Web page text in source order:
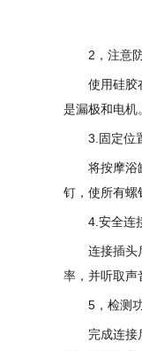
2，注意
使用硅胶
是漏极和电机
3.固定位
将按摩浴
钉，使所有螺
4.安全连
连接插头
率，并听取声
5，检测
完成连接